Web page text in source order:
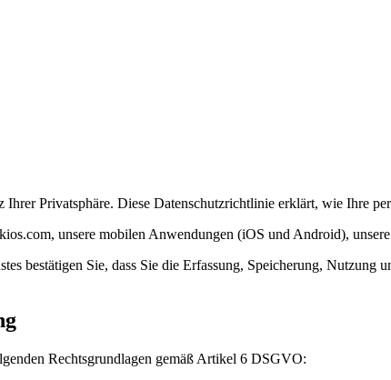
Privatsphäre. Diese Datenschutzrichtlinie erklärt, wie Ihre
unsere mobilen Anwendungen (iOS und Android),
bestätigen Sie, dass Sie die Erfassung, Speicherung,
Rechtsgrundlagen gemäß Artikel 6 DSGVO: